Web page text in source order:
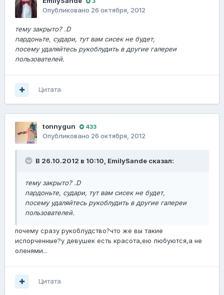
Опубликовано 26 октября, 2012
тему закрыто? .D
пардоньте, судари, тут вам сисек не будет,
посему удаляйтесь рукоблудить в другие галереи
пользователей.
Цитата
tonnygun 433
Опубликовано 26 октября, 2012
В 26.10.2012 в 10:10, EmilySande сказал:
тему закрыто? .D
пардоньте, судари, тут вам сисек не будет,
посему удаляйтесь рукоблудить в другие галереи
пользователей.
почему сразу рукоблудство?что же вы такие
испорченные?у девушек есть красота,ею любуются,а не
оленями...
Цитата